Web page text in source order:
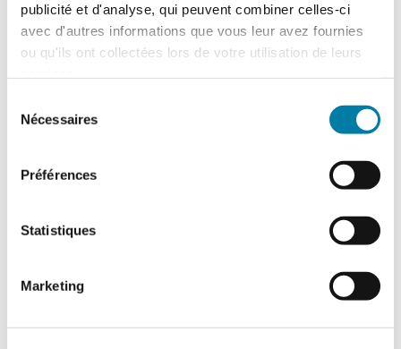
publicité et d'analyse, qui peuvent combiner celles-ci
avec d'autres informations que vous leur avez fournies
ou qu'ils ont collectées lors de votre utilisation de leurs
Nécessaires
Préférences
Statistiques
Marketing
Accidentologie industrielle : les
enseignements de l’année 2025
incidents et accidents technologiques
classées…